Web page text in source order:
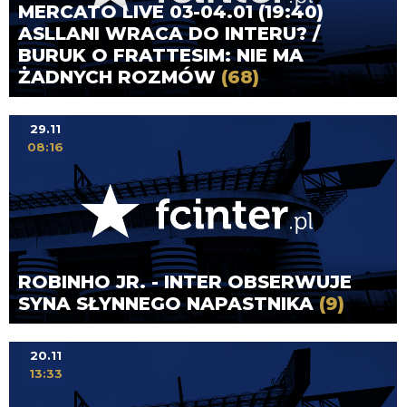
MERCATO LIVE 03-04.01 (19:40)
ASLLANI WRACA DO INTERU? /
BURUK O FRATTESIM: NIE MA
ŻADNYCH ROZMÓW (68)
ROBINHO JR. - INTER OBSERWUJE
SYNA SŁYNNEGO NAPASTNIKA(9)
29.11
08:16
20.11
13:33